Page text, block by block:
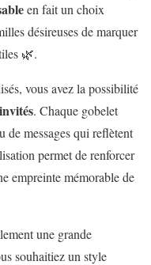
en fait un choix
désireuses de marquer
🌿.
vous avez la possibilité
invités. Chaque gobelet
de messages qui reflètent
permet de renforcer
empreinte mémorable de
une grande
souhaitiez un style